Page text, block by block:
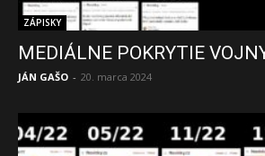
ZÁPISKY
MEDIÁLNE POKRYTIE
JÁN GAŠO - 20. marca 2024